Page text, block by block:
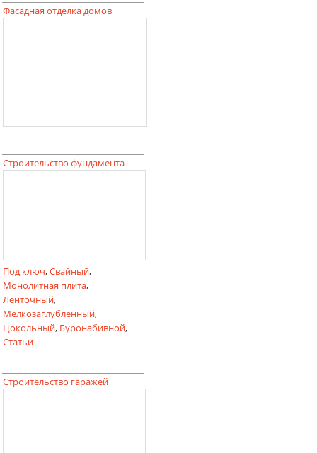
Фасадная отделка домов
Строительство фундамента
Под ключ,Свайный,
Монолитная плита,
Ленточный,
Мелкозаглубленный,
Цокольный, Буронабивной,
Статьи
Строительство гаражей